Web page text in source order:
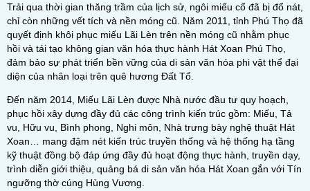
Trải qua thời gian thăng trầm của lịch sử, ngôi miếu cổ đã bị đổ nát,
chỉ còn những vết tích và nền móng cũ. Năm 2011, tỉnh Phú Thọ đã
quyết định khôi phục miếu Lãi Lèn trên nền móng cũ nhằm phục
hồi và tái tạo không gian văn hóa thực hành Hát Xoan Phú Thọ,
đảm bảo sự phát triển bền vững của di sản văn hóa phi vật thể đại
diện của nhân loại trên quê hương Đất Tổ.
Đến năm 2014, Miếu Lãi Lèn được Nhà nước đầu tư quy hoạch,
phục hồi xây dựng đầy đủ các công trình kiến trúc gồm: Miếu, Tả
vu, Hữu vu, Bình phong, Nghi môn, Nhà trưng bày nghệ thuật Hát
Xoan… mang đậm nét kiến trúc truyền thống và hệ thống hạ tầng
kỹ thuật đồng bộ đáp ứng đầy đủ hoạt động thực hành, truyền dạy,
trình diễn giới thiệu, quảng bá di sản văn hóa Hát Xoan gắn với Tín
ngưỡng thờ cúng Hùng Vương.